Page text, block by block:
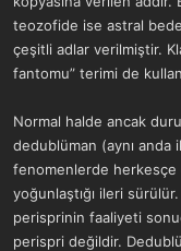
a
t
a
n
r
i
h
i
teozofide ise astral
çeşitli adlar verilmiştir.
fantomu” terimi de
Normal halde ancak
dedublüman (aynı anda
fenomenlerde
yoğunlaştığı ileri
perisprinin faaliyeti
perispri değildir.